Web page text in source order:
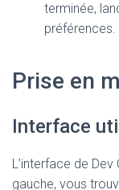
terminée,
préférences.
Prise en
Interface
L’interface de
gauche, vous